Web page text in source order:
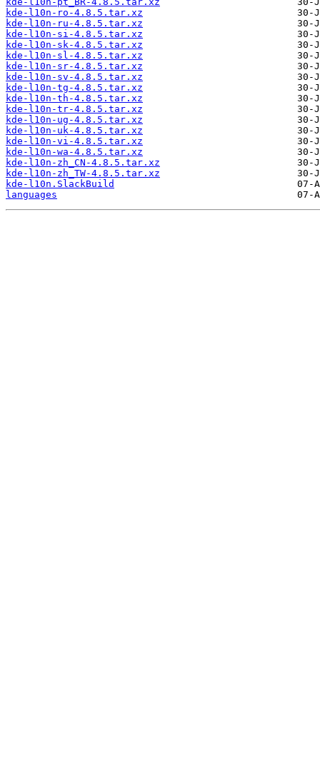
kde-l10n-ro-4.8.5.tar.xz
kde-l10n-ru-4.8.5.tar.xz
kde-l10n-si-4.8.5.tar.xz
kde-l10n-sk-4.8.5.tar.xz
kde-l10n-sl-4.8.5.tar.xz
kde-l10n-sr-4.8.5.tar.xz
kde-l10n-sv-4.8.5.tar.xz
kde-l10n-tg-4.8.5.tar.xz
kde-l10n-th-4.8.5.tar.xz
kde-l10n-tr-4.8.5.tar.xz
kde-l10n-ug-4.8.5.tar.xz
kde-l10n-uk-4.8.5.tar.xz
kde-l10n-vi-4.8.5.tar.xz
kde-l10n-wa-4.8.5.tar.xz
kde-l10n-zh_CN-4.8.5.tar.xz
kde-l10n-zh_TW-4.8.5.tar.xz
kde-l10n.SlackBuild
languages